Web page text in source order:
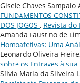
Gisele Chaves Sampaio
FUNDAMENTOS
DOS JOGOS , Revista
Amanda Faustino de
Homoafetivas: Uma
Leonardo Oliveira
sobre os Entraves à
Sílvia Maria da Silveira